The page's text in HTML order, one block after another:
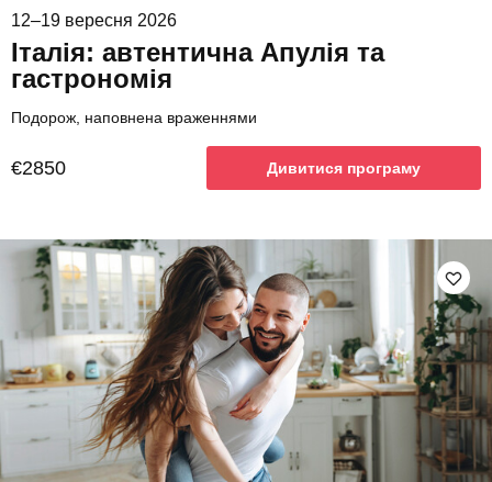
12–19 вересня 2026
Італія: автентична Апулія та
гастрономія
Подорож, наповнена враженнями
€2850 Дивитися програму